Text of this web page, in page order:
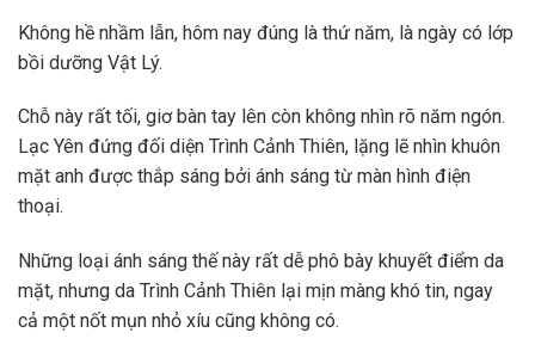
Không hề nhầm lẫn, hôm nay đúng là thứ năm, là ngày có lớp
bồi dưỡng Vật Lý.
Chỗ này rất tối, giơ bàn tay lên còn không nhìn rõ năm ngón.
Lạc Yên đứng đối diện Trình Cảnh Thiên, lặng lẽ nhìn khuôn
mặt anh được thắp sáng bởi ánh sáng từ màn hình điện
thoại.
Những loại ánh sáng thế này rất dễ phô bày khuyết điểm da
mặt, nhưng da Trình Cảnh Thiên lại mịn màng khó tin, ngay
cả một nốt mụn nhỏ xíu cũng không có.